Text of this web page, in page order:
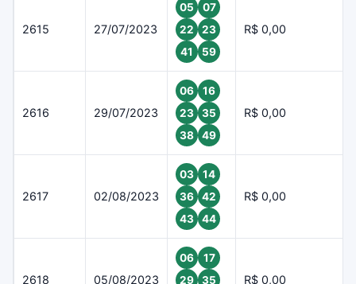
2615 27/07/2023
05
07
22
23
41
59
R$ 0,00
2616 29/07/2023
06
16
23
35
38
49
R$ 0,00
2617 02/08/2023
03
14
36
42
43
44
R$ 0,00
2618 05/08/2023
06
17
29
35
R$ 0,00